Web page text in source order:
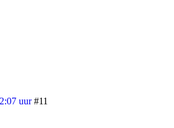
uur #11